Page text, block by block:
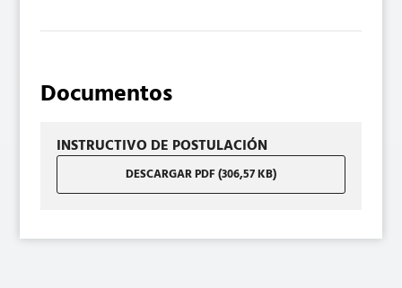
Documentos
INSTRUCTIVO DE POSTULACIÓN
DESCARGAR PDF (306,57 KB)